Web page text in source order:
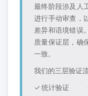
最终阶段涉及人
进行手动审查，
差异和语境错误
质量保证层，确
一致。
我们的三层验证
✓ 统计验证